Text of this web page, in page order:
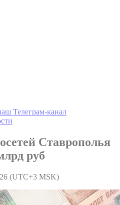
Телеграм-канал
Ставрополья
руб
(UTC+3 MSK)